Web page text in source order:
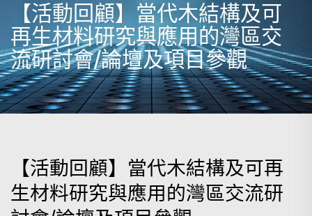
【活動回顧】當代木結構及可
再生材料研究與應用的灣區交
流研討會/論壇及項目參觀
【活動回顧】當代木結構及可再
生材料研究與應用的灣區交流研